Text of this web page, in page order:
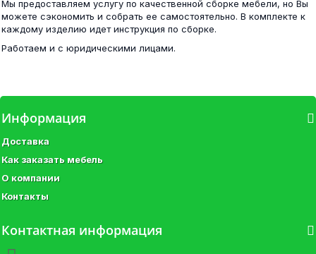
30 000 ₽
48 100 ₽
Мы предоставляем услугу по качественной сборке мебели, но Вы
можете сэкономить и собрать ее самостоятельно. В комплекте к
каждому изделию идет инструкция по сборке.
Работаем и с юридическими лицами.
Информация
Доставка
Как заказать мебель
О компании
Контакты
Контактная информация